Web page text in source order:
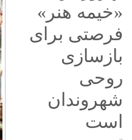
«خیمه هنر»
فرصتی برای
بازسازی
روحی
شهروندان
است